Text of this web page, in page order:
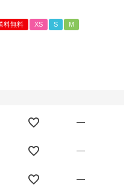
料無料 XS S M
—
—
—